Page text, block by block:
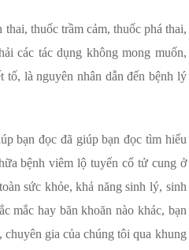
thuốc trầm cảm, thuốc phá thai,
các tác dụng không mong muốn,
tố, là nguyên nhân dẫn đến bệnh lý
bạn đọc đã giúp bạn đọc tìm hiểu
bệnh viêm lộ tuyến cổ tử cung ở
sức khỏe, khả năng sinh lý, sinh
mắc hay băn khoăn nào khác, bạn
gia của chúng tôi qua khung